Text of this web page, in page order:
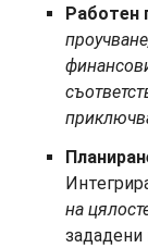
Работен
на
зададени